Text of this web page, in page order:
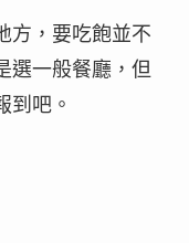
方，要吃飽並不
選一般餐廳，但
到吧。